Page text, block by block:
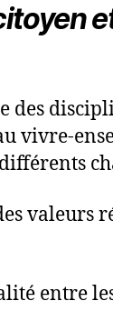
des
vivre-
valeurs
entre